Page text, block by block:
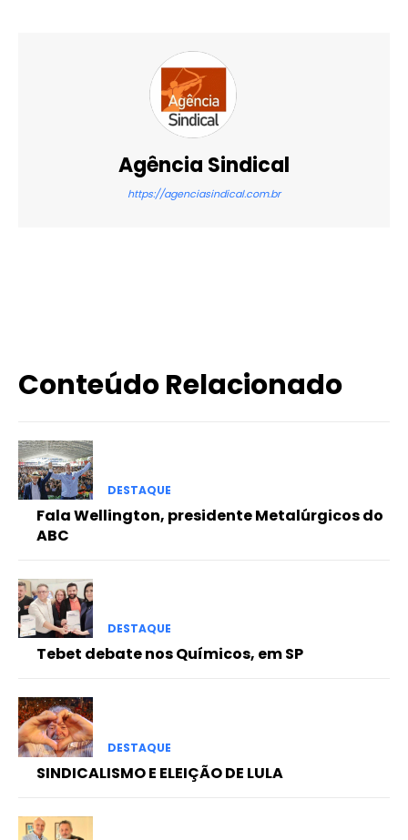
Agência Sindical
https://agenciasindical.com.br
Conteúdo Relacionado
DESTAQUE
Fala Wellington, presidente Metalúrgicos do
ABC
DESTAQUE
Tebet debate nos Químicos, em SP
DESTAQUE
SINDICALISMO E ELEIÇÃO DE LULA